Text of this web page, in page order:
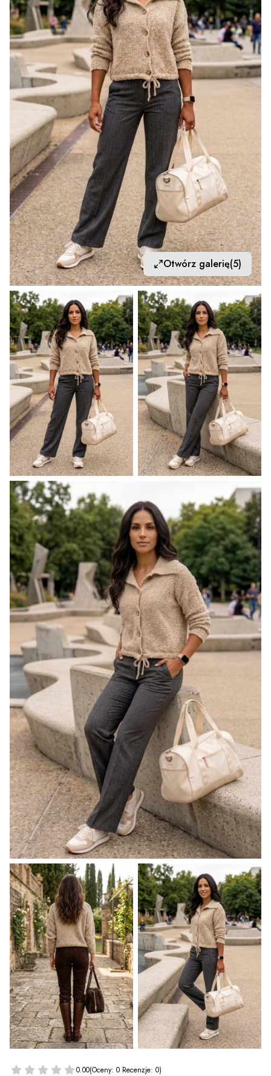
Otwórz galerię(5)
0.00(Oceny: 0 Recenzje: 0)